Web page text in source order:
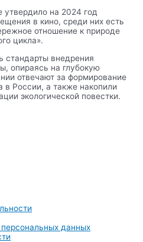
утвердило на 2024 год
в кино, среди них есть
отношение к природе
цикла».
стандарты внедрения
опираясь на глубокую
отвечают за формирование
в России, а также накопили
экологической повестки.
данных